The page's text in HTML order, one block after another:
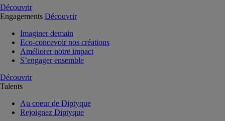
Découvrir
Engagements Découvrir
Imaginer demain
Eco-concevoir nos créations
Améliorer notre impact
S’engager ensemble
Découvrir
Talents
Au coeur de Diptyque
Rejoignez Diptyque